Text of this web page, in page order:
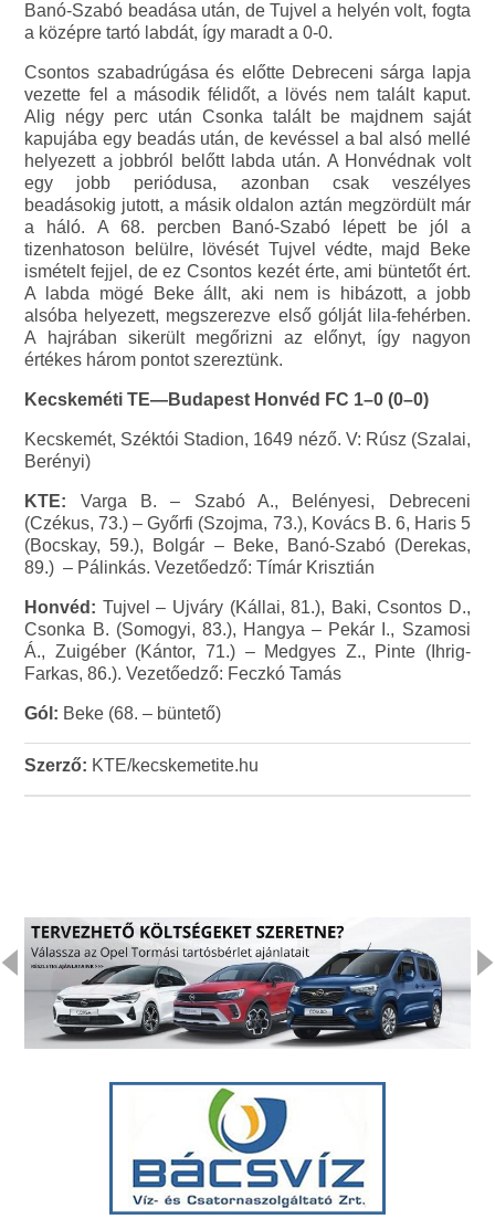
Banó-Szabó beadása után, de Tujvel a helyén volt, fogta
a középre tartó labdát, így maradt a 0-0.
Csontos szabadrúgása és előtte Debreceni sárga lapja
vezette fel a második félidőt, a lövés nem talált kaput.
Alig négy perc után Csonka talált be majdnem saját
kapujába egy beadás után, de kevéssel a bal alsó mellé
helyezett a jobbról belőtt labda után. A Honvédnak volt
egy jobb periódusa, azonban csak veszélyes
beadásokig jutott, a másik oldalon aztán megzördült már
a háló. A 68. percben Banó-Szabó lépett be jól a
tizenhatoson belülre, lövését Tujvel védte, majd Beke
ismételt fejjel, de ez Csontos kezét érte, ami büntetőt ért.
A labda mögé Beke állt, aki nem is hibázott, a jobb
alsóba helyezett, megszerezve első gólját lila-fehérben.
A hajrában sikerült megőrizni az előnyt, így nagyon
értékes három pontot szereztünk.
Kecskeméti TE—Budapest Honvéd FC 1–0 (0–0)
Kecskemét, Széktói Stadion, 1649 néző. V: Rúsz (Szalai,
Berényi)
KTE: Varga B. – Szabó A., Belényesi, Debreceni
(Czékus, 73.) – Győrfi (Szojma, 73.), Kovács B. 6, Haris 5
(Bocskay, 59.), Bolgár – Beke, Banó-Szabó (Derekas,
89.) – Pálinkás. Vezetőedző: Tímár Krisztián
Honvéd: Tujvel – Ujváry (Kállai, 81.), Baki, Csontos D.,
Csonka B. (Somogyi, 83.), Hangya – Pekár I., Szamosi
Á., Zuigéber (Kántor, 71.) – Medgyes Z., Pinte (Ihrig-
Farkas, 86.). Vezetőedző: Feczkó Tamás
Gól: Beke (68. – büntető)
Szerző: KTE/kecskemetite.hu